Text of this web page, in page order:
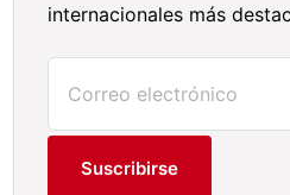
internacionales más
Suscribirse